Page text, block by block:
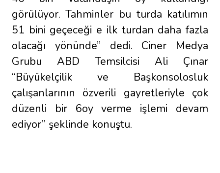
görülüyor. Tahminler bu turda katılımın
51 bini geçeceği e ilk turdan daha fazla
olacağı yönünde” dedi. Ciner Medya
Grubu ABD Temsilcisi Ali Çınar
“Büyükelçilik ve Başkonsolosluk
çalışanlarının özverili gayretleriyle çok
düzenli bir 6oy verme işlemi devam
ediyor” şeklinde konuştu.